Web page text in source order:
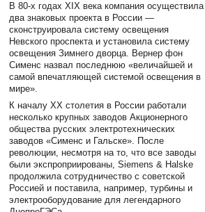
В 80-х годах XIX века компания осуществила
два знаковых проекта в России —
сконструировала систему освещения
Невского проспекта и установила систему
освещения Зимнего дворца. Вернер фон
Сименс назвал последнюю «величайшей и
самой впечатляющей системой освещения в
мире».
К началу XX столетия в России работали
несколько крупных заводов Акционерного
общества русских электротехнических
заводов «Сименс и Гальске». После
революции, несмотря на то, что все заводы
были экспроприированы, Siemens & Halske
продолжила сотрудничество с советской
Россией и поставила, например, турбины и
электрооборудование для легендарного